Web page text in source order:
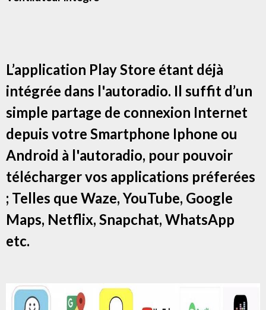
L’application Play Store étant déjà
intégrée dans l'autoradio. Il suffit d’un
simple partage de connexion Internet
depuis votre Smartphone Iphone ou
Android à l'autoradio, pour pouvoir
télécharger vos applications préferées
; Telles que Waze, YouTube, Google
Maps, Netflix, Snapchat, WhatsApp
etc.